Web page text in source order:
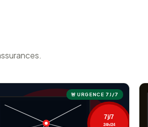
🚨 URGENCE 7J/7